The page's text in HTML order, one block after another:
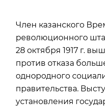
Член казанского
революционного
28 октября 1917 г.
против отказа
однородного
правительства.
установления